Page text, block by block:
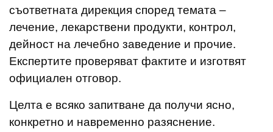
съответната дирекция според темата –
лечение, лекарствени продукти, контрол,
дейност на лечебно заведение и прочие.
Експертите проверяват фактите и изготвят
официален отговор.
Целта е всяко запитване да получи ясно,
конкретно и навременно разяснение.